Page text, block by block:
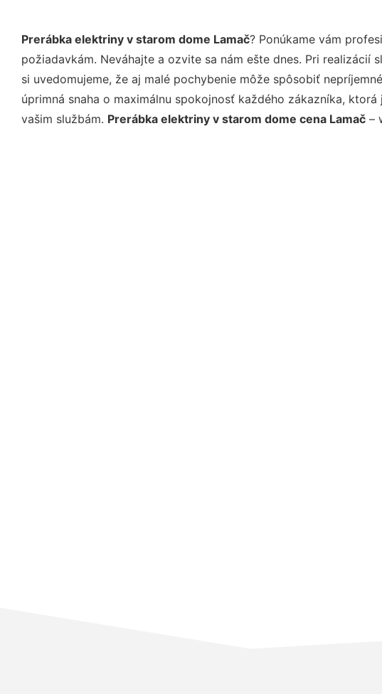
Prerábka elektriny v starom dome Lamač? Ponúkame vám
požiadavkám. Neváhajte a ozvite sa nám ešte dnes. Pri
si uvedomujeme, že aj malé pochybenie môže spôsobiť
úprimná snaha o maximálnu spokojnosť každého zákazníka,
vašim službám. Prerábka elektriny v starom dome cena Lamač –